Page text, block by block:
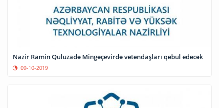
Nazir Ramin Quluzadə Mingəçevirdə vətəndaşları qəbul edəcək
09-10-2019